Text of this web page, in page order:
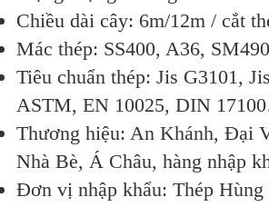
Chiều dài cây: 6m/12m / cắt
Mác thép: SS400, A36,
Tiêu chuẩn thép: Jis G3101,
ASTM, EN 10025, DIN
Thương hiệu: An Khánh, Đại
Nhà Bè, Á Châu, hàng nhập
Đơn vị nhập khẩu: Thép Hùng